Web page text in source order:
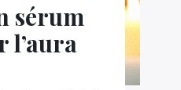
sérum
l’aura